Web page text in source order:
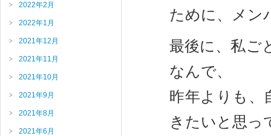
ために、メン
最後に、私ご
なんで、
昨年よりも、
きたいと思っ
2022年2月
2022年1月
2021年12月
2021年11月
2021年10月
2021年9月
2021年8月
2021年6月